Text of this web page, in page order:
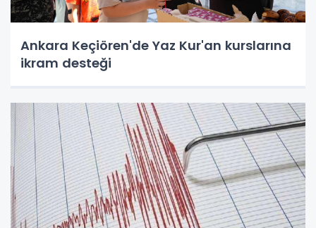
Ankara Keçiören'de Yaz Kur'an kurslarına
ikram desteği